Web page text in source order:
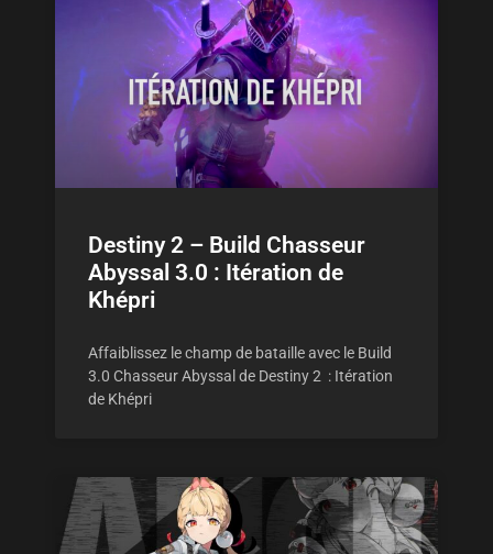
Destiny 2 – Build Chasseur
Abyssal 3.0 : Itération de
Khépri
Affaiblissez le champ de bataille avec le Build
3.0 Chasseur Abyssal de Destiny 2 : Itération
de Khépri